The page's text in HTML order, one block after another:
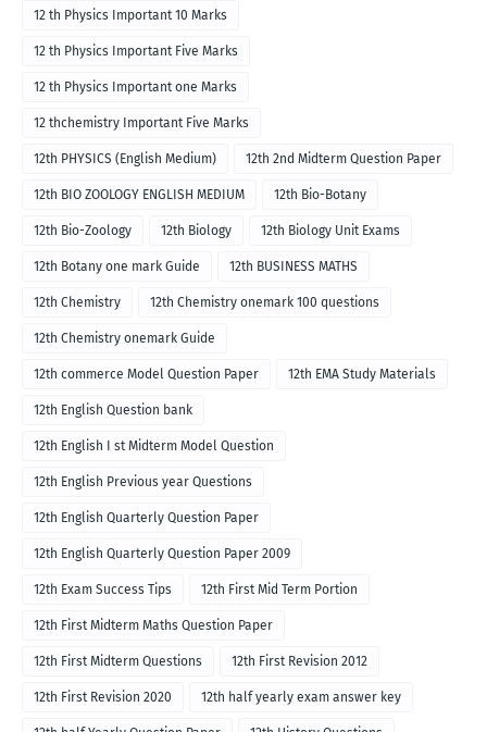
12 th Physics Important 10 Marks
12 th Physics Important Five Marks
12 th Physics Important one Marks
12 thchemistry Important Five Marks
12th PHYSICS (English Medium) 12th 2nd Midterm Question Paper
12th BIO ZOOLOGY ENGLISH MEDIUM 12th Bio-Botany
12th Bio-Zoology 12th Biology 12th Biology Unit Exams
12th Botany one mark Guide 12th BUSINESS MATHS
12th Chemistry 12th Chemistry onemark 100 questions
12th Chemistry onemark Guide
12th commerce Model Question Paper 12th EMA Study Materials
12th English Question bank
12th English I st Midterm Model Question
12th English Previous year Questions
12th English Quarterly Question Paper
12th English Quarterly Question Paper 2009
12th Exam Success Tips 12th First Mid Term Portion
12th First Midterm Maths Question Paper
12th First Midterm Questions 12th First Revision 2012
12th First Revision 2020 12th half yearly exam answer key